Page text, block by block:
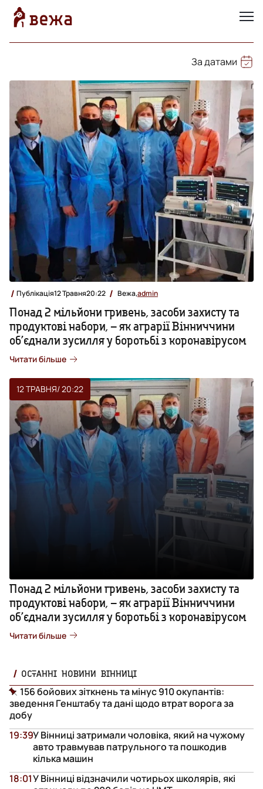
За датами
Публікація12 Травня20:22 Вежа,admin
Понад 2 мільйони гривень, засоби захисту та
продуктові набори, – як аграрії Вінниччини
об’єднали зусилля у боротьбі з коронавірусом
Читати більше
12 ТРАВНЯ/ 20:22
Понад 2 мільйони гривень, засоби захисту та
продуктові набори, – як аграрії Вінниччини
об’єднали зусилля у боротьбі з коронавірусом
Читати більше
ОСТАННІ НОВИНИ ВІННИЦІ
156 бойових зіткнень та мінус 910 окупантів:
зведення Генштабу та дані щодо втрат ворога за
добу
У Вінниці затримали чоловіка, який на чужому
авто травмував патрульного та пошкодив
кілька машин
19:39
У Вінниці відзначили чотирьох школярів, які
18:01